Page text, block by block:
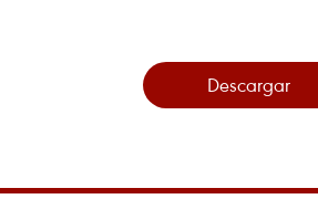
Descargar